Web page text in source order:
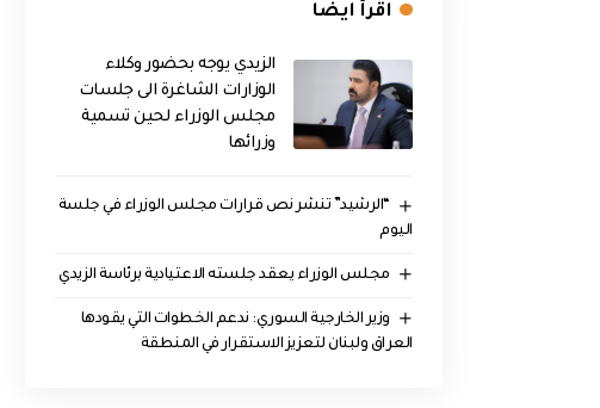
اقرأ ايضا
الزيدي يوجه بحضور وكلاء
الوزارات الشاغرة الى جلسات
مجلس الوزراء لحين تسمية
وزرائها
“الرشيد” تنشر نص قرارات مجلس الوزراء في جلسة
اليوم
مجلس الوزراء يعقد جلسته الاعتيادية برئاسة الزيدي
وزير الخارجية السوري: ندعم الخطوات التي يقودها
العراق ولبنان لتعزيز الاستقرار في المنطقة